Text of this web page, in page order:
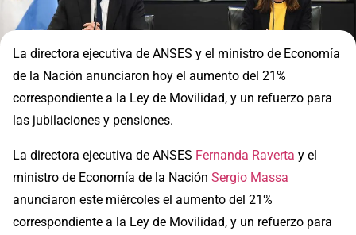
La directora ejecutiva de ANSES y el ministro de Economía
de la Nación anunciaron hoy el aumento del 21%
correspondiente a la Ley de Movilidad, y un refuerzo para
las jubilaciones y pensiones.
La directora ejecutiva de ANSES Fernanda Raverta y el
ministro de Economía de la Nación Sergio Massa
anunciaron este miércoles el aumento del 21%
correspondiente a la Ley de Movilidad, y un refuerzo para